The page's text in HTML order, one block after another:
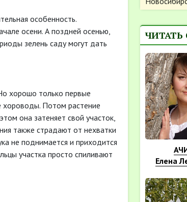
особенность.
осени. А поздней осенью,
зелень саду могут дать
хорошо только первые
хороводы. Потом растение
она затеняет свой участок,
также страдают от нехватки
не поднимается и приходится
участка просто спиливают
ЧИТАТЬ
Елена